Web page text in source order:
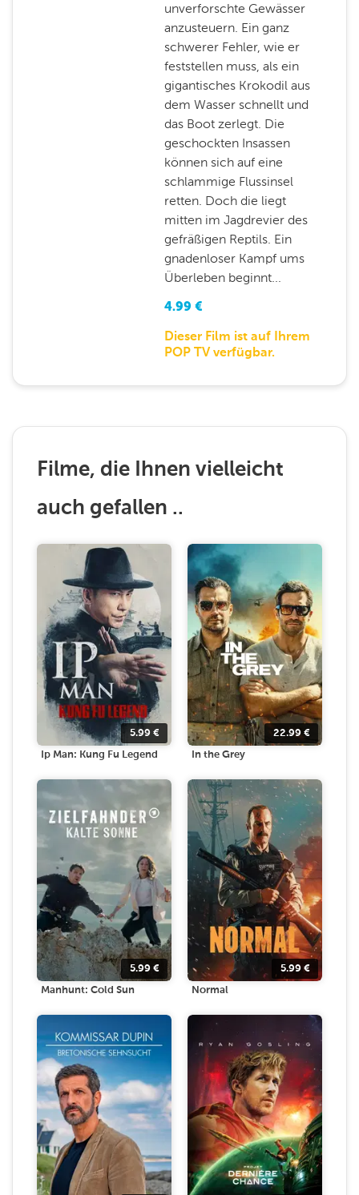
unverforschte Gewässer
anzusteuern. Ein ganz
schwerer Fehler, wie er
feststellen muss, als ein
gigantisches Krokodil aus
dem Wasser schnellt und
das Boot zerlegt. Die
geschockten Insassen
können sich auf eine
schlammige Flussinsel
retten. Doch die liegt
mitten im Jagdrevier des
gefräßigen Reptils. Ein
gnadenloser Kampf ums
Überleben beginnt...
4.99 €
Dieser Film ist auf Ihrem
POP TV verfügbar.
Filme, die Ihnen vielleicht
auch gefallen ..
5.99 €
Ip Man: Kung Fu Legend
22.99 €
In the Grey
5.99 €
Manhunt: Cold Sun
5.99 €
Normal